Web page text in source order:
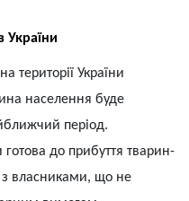
України
території України
населення буде
період.
до прибуття тварин-
з власниками, що не